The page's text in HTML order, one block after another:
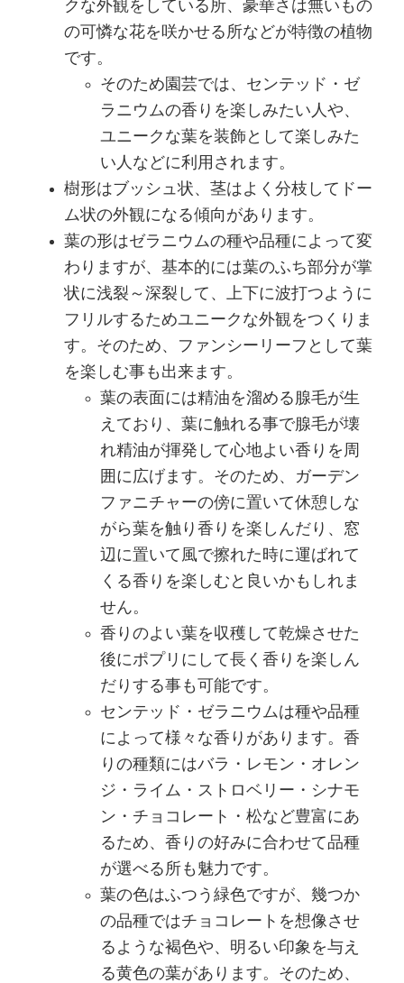
クな外観をしている所、豪華さは無いもの
の可憐な花を咲かせる所などが特徴の植物
です。
そのため園芸では、センテッド・ゼ
ラニウムの香りを楽しみたい人や、
ユニークな葉を装飾として楽しみた
い人などに利用されます。
樹形はブッシュ状、茎はよく分枝してドー
ム状の外観になる傾向があります。
葉の形はゼラニウムの種や品種によって変
わりますが、基本的には葉のふち部分が掌
状に浅裂～深裂して、上下に波打つように
フリルするためユニークな外観をつくりま
す。そのため、ファンシーリーフとして葉
を楽しむ事も出来ます。
葉の表面には精油を溜める腺毛が生
えており、葉に触れる事で腺毛が壊
れ精油が揮発して心地よい香りを周
囲に広げます。そのため、ガーデン
ファニチャーの傍に置いて休憩しな
がら葉を触り香りを楽しんだり、窓
辺に置いて風で擦れた時に運ばれて
くる香りを楽しむと良いかもしれま
せん。
香りのよい葉を収穫して乾燥させた
後にポプリにして長く香りを楽しん
だりする事も可能です。
センテッド・ゼラニウムは種や品種
によって様々な香りがあります。香
りの種類にはバラ・レモン・オレン
ジ・ライム・ストロベリー・シナモ
ン・チョコレート・松など豊富にあ
るため、香りの好みに合わせて品種
が選べる所も魅力です。
葉の色はふつう緑色ですが、幾つか
の品種ではチョコレートを想像させ
るような褐色や、明るい印象を与え
る黄色の葉があります。そのため、